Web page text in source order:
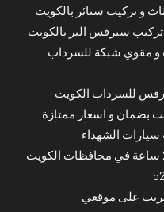
و تركيب ستائر بالكويت
سيرفس البر بالكويت
مقوي شبكة للسرداب
للسرداب الكويت
بضمان و اسعار ممتازة
الشهداء
على موقعي